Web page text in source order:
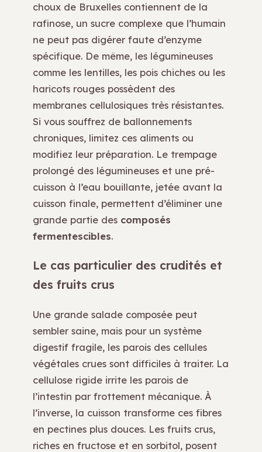
choux de Bruxelles contiennent de la
rafinose, un sucre complexe que l’humain
ne peut pas digérer faute d’enzyme
spécifique. De même, les légumineuses
comme les lentilles, les pois chiches ou les
haricots rouges possèdent des
membranes cellulosiques très résistantes.
Si vous souffrez de ballonnements
chroniques, limitez ces aliments ou
modifiez leur préparation. Le trempage
prolongé des légumineuses et une pré-
cuisson à l’eau bouillante, jetée avant la
cuisson finale, permettent d’éliminer une
grande partie des composés
fermentescibles.
Le cas particulier des crudités et
des fruits crus
Une grande salade composée peut
sembler saine, mais pour un système
digestif fragile, les parois des cellules
végétales crues sont difficiles à traiter. La
cellulose rigide irrite les parois de
l’intestin par frottement mécanique. À
l’inverse, la cuisson transforme ces fibres
en pectines plus douces. Les fruits crus,
riches en fructose et en sorbitol, posent